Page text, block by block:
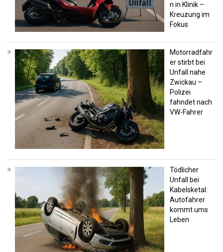
n in Klinik –
Kreuzung im
Fokus
Motorradfahr
er stirbt bei
Unfall nahe
Zwickau –
Polizei
fahndet nach
VW-Fahrer
Tödlicher
Unfall bei
Kabelsketal:
Autofahrer
kommt ums
Leben